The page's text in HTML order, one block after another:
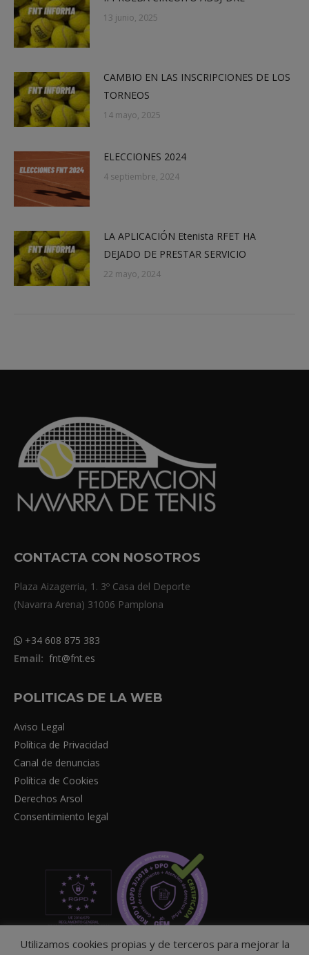
13 junio, 2025
CAMBIO EN LAS INSCRIPCIONES DE LOS
TORNEOS
14 mayo, 2025
ELECCIONES 2024
4 septiembre, 2024
LA APLICACIÓN Etenista RFET HA
DEJADO DE PRESTAR SERVICIO
22 mayo, 2024
CONTACTA CON NOSOTROS
Plaza Aizagerria, 1. 3º Casa del Deporte
(Navarra Arena) 31006 Pamplona
+34 608 875 383
Email: fnt@fnt.es
POLITICAS DE LA WEB
Aviso Legal
Política de Privacidad
Canal de denuncias
Política de Cookies
Derechos Arsol
Consentimiento legal
Utilizamos cookies propias y de terceros para mejorar la